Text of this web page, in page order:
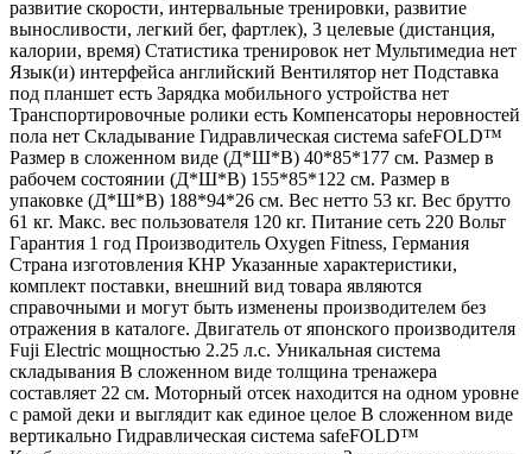
развитие скорости, интервальные тренировки, развитие
выносливости, легкий бег, фартлек), 3 целевые (дистанция,
калории, время) Статистика тренировок нет Мультимедиа нет
Язык(и) интерфейса английский Вентилятор нет Подставка
под планшет есть Зарядка мобильного устройства нет
Транспортировочные ролики есть Компенсаторы неровностей
пола нет Складывание Гидравлическая система safeFOLD™
Размер в сложенном виде (Д*Ш*В) 40*85*177 см. Размер в
рабочем состоянии (Д*Ш*В) 155*85*122 см. Размер в
упаковке (Д*Ш*В) 188*94*26 см. Вес нетто 53 кг. Вес брутто
61 кг. Макс. вес пользователя 120 кг. Питание сеть 220 Вольт
Гарантия 1 год Производитель Oxygen Fitness, Германия
Страна изготовления КНР Указанные характеристики,
комплект поставки, внешний вид товара являются
справочными и могут быть изменены производителем без
отражения в каталоге. Двигатель от японского производителя
Fuji Electric мощностью 2.25 л.с. Уникальная система
складывания В сложенном виде толщина тренажера
составляет 22 см. Моторный отсек находится на одном уровне
с рамой деки и выглядит как единое целое В сложенном виде
вертикально Гидравлическая система safeFOLD™